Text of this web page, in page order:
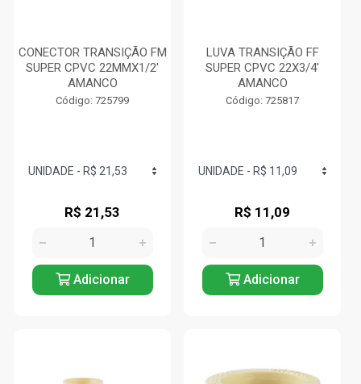
CONECTOR TRANSIÇÃO FM
SUPER CPVC 22MMX1/2'
AMANCO
Código: 725799
R$ 21,53
Adicionar
LUVA TRANSIÇÃO FF
SUPER CPVC 22X3/4'
AMANCO
Código: 725817
R$ 11,09
Adicionar